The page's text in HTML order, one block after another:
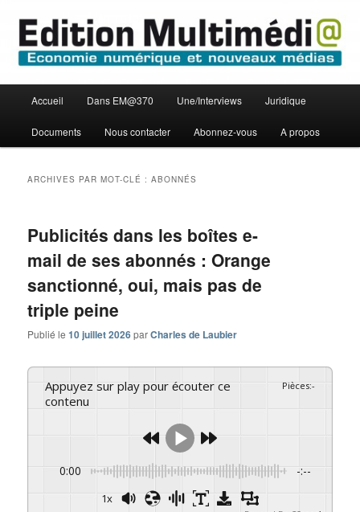
contenu
principal
contenu
secondaire
Edition Multimédi@
principal
Accueil Dans EM@370 Une/Interviews Juridique
Documents Nous contacter Abonnez-vous A propos
ARCHIVES PAR MOT-CLÉ :ABONNÉS
Publicités dans les boîtes e-
mail de ses abonnés : Orange
sanctionné, oui, mais pas de
triple peine
Publié le10 juillet 2026parCharles de Laubier
Appuyez sur play pour écouter ce
contenu
Pièces:-
0:00 -:--
1x